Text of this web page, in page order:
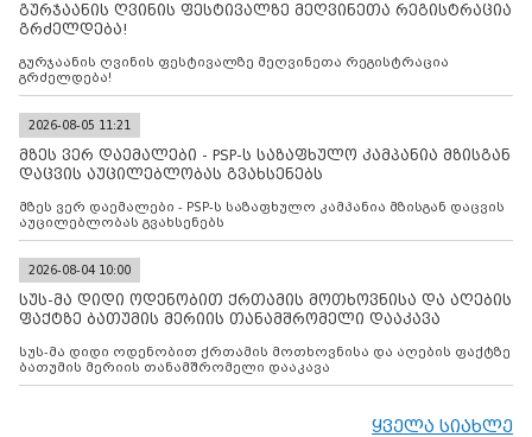
გურჯაანის ღვინის ფესტივალზე მეღვინეთა რეგისტრაცია
გრძელდება!
გურჯაანის ღვინის ფესტივალზე მეღვინეთა რეგისტრაცია
გრძელდება!
2026-08-05 11:21
მზეს ვერ დაემალები - PSP-ს საზაფხულო კამპანია მზისგან
დაცვის აუცილებლობას გვახსენებს
მზეს ვერ დაემალები - PSP-ს საზაფხულო კამპანია მზისგან დაცვის
აუცილებლობას გვახსენებს
2026-08-04 10:00
სუს-მა დიდი ოდენობით ქრთამის მოთხოვნისა და აღების
ფაქტზე ბათუმის მერიის თანამშრომელი დააკავა
სუს-მა დიდი ოდენობით ქრთამის მოთხოვნისა და აღების ფაქტზე
ბათუმის მერიის თანამშრომელი დააკავა
ყველა სიახლე